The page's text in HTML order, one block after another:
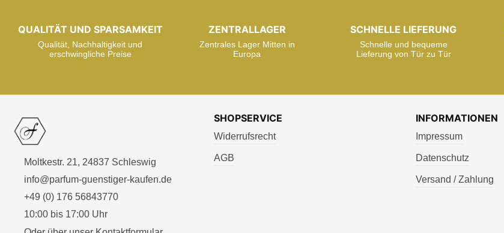
QUALITÄT UND SPARSAMKEIT
Qualität, Nachhaltigkeit und
erschwingliche Preise
ZENTRALLAGER
Zentrales Lager Mitten in
Europa
SCHNELLE LIEFERUNG
Schnelle und bequeme
Lieferung von Tür zu Tür
Moltkestr. 21, 24837 Schleswig
info@parfum-guenstiger-kaufen.de
+49 (0) 176 56843770
10:00 bis 17:00 Uhr
SHOPSERVICE
Widerrufsrecht
AGB
INFORMATIONEN
Impressum
Datenschutz
Versand / Zahlung